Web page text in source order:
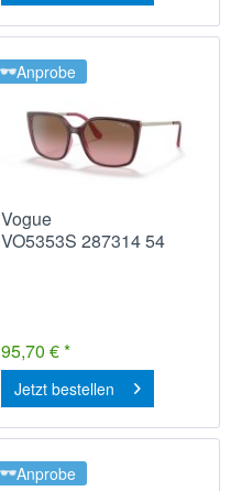
Anprobe
Vogue
VO5353S 287314 54
95,70 € *
Jetzt bestellen
Anprobe